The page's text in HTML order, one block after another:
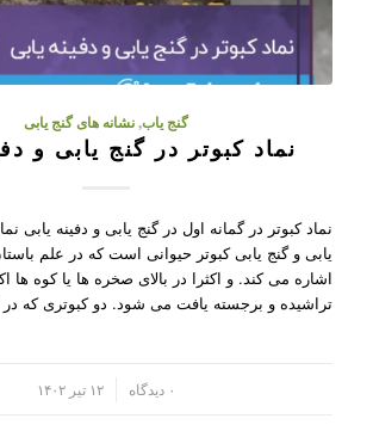
گنج یاب,نشانه های گنج یابی
نماد کبوتر در گنج یابی و
نماد کبوتر در گمانه اول در گنج یابی و دفینه یابی
یابی و گنج یابی کبوتر حیوانی است که در علم
اشاره می کند. و اکثرا در بالای صخره ها یا کوه ها
تراشیده و برجسته یافت می شود. دو کبوتری که
۰ دیدگاه ۱۲ تیر ۱۴۰۲